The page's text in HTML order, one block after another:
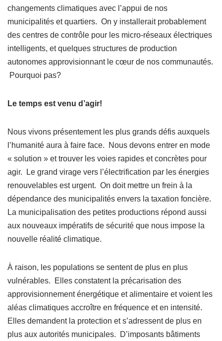
changements climatiques avec l’appui de nos
municipalités et quartiers. On y installerait probablement
des centres de contrôle pour les micro-réseaux électriques
intelligents, et quelques structures de production
autonomes approvisionnant le cœur de nos communautés.
Pourquoi pas?
Le temps est venu d’agir!
Nous vivons présentement les plus grands défis auxquels
l’humanité aura à faire face. Nous devons entrer en mode
« solution » et trouver les voies rapides et concrètes pour
agir. Le grand virage vers l’électrification par les énergies
renouvelables est urgent. On doit mettre un frein à la
dépendance des municipalités envers la taxation foncière.
La municipalisation des petites productions répond aussi
aux nouveaux impératifs de sécurité que nous impose la
nouvelle réalité climatique.
À raison, les populations se sentent de plus en plus
vulnérables. Elles constatent la précarisation des
approvisionnement énergétique et alimentaire et voient les
aléas climatiques accroître en fréquence et en intensité.
Elles demandent la protection et s’adressent de plus en
plus aux autorités municipales. D’imposants bâtiments